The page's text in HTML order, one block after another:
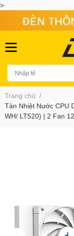
>
Trang chủ /
Tản Nhiệt Nước CPU
WH/ LT520) | 2 Fan